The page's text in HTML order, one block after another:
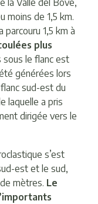
la Valle del Bove,
moins de 1,5 km.
1,5 km à
plus
le flanc est
générées lors
sud-est du
laquelle a pris
dirigée vers le
s’est
est et le sud,
mètres. Le